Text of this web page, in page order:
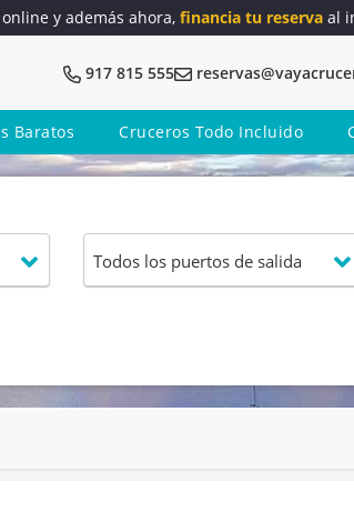
y además ahora, financia tu reserva al
917 815 555
Baratos Cruceros Todo Incluido